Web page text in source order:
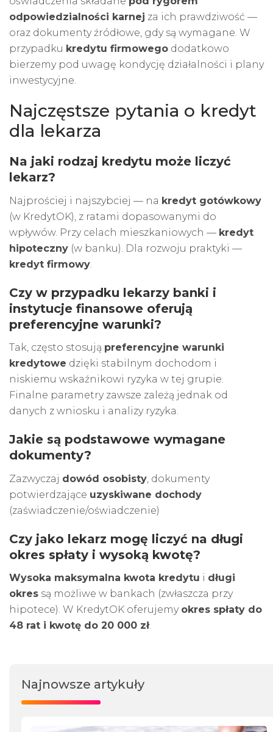
odpowiedzialności karnej za ich prawdziwość —
oraz dokumenty źródłowe, gdy są wymagane. W
przypadku kredytu firmowego dodatkowo
bierzemy pod uwagę kondycję działalności i plany
inwestycyjne.
Najczęstsze pytania o kredyt
dla lekarza
Na jaki rodzaj kredytu może liczyć
lekarz?
Najprościej i najszybciej — na kredyt gotówkowy
(w KredytOK), z ratami dopasowanymi do
wpływów. Przy celach mieszkaniowych — kredyt
hipoteczny (w banku). Dla rozwoju praktyki —
kredyt firmowy
Czy w przypadku lekarzy banki i
instytucje finansowe oferują
preferencyjne warunki?
Tak, często stosują preferencyjne warunki
kredytowe dzięki stabilnym dochodom i
niskiemu wskaźnikowi ryzyka w tej grupie.
Finalne parametry zawsze zależą jednak od
danych z wniosku i analizy ryzyka.
Jakie są podstawowe wymagane
dokumenty?
Zazwyczaj dowód osobisty , dokumenty
potwierdzające uzyskiwane dochody
(zaświadczenie/oświadczenie)
Czy jako lekarz mogę liczyć na długi
okres spłaty i wysoką kwotę?
Wysoka maksymalna kwota kredytu i długi
okres są możliwe w bankach (zwłaszcza przy
hipotece). W KredytOK oferujemy okres spłaty do
48 rat i kwotę do 20 000 zł.
Najnowsze artykuły